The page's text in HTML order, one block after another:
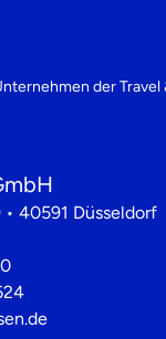
derTravel
• 40591 Düsseldorf